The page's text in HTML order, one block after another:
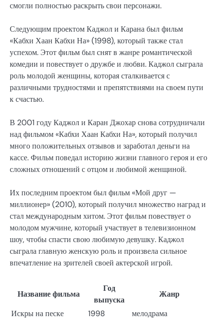
смогли полностью раскрыть свои персонажи.
Следующим проектом Каджол и Карана был фильм
«Кабхи Хаан Кабхи На» (1998), который также стал
успехом. Этот фильм был снят в жанре романтической
комедии и повествует о дружбе и любви. Каджол сыграла
роль молодой женщины, которая сталкивается с
различными трудностями и препятствиями на своем пути
к счастью.
В 2001 году Каджол и Каран Джохар снова сотрудничали
над фильмом «Кабхи Хаан Кабхи На», который получил
много положительных отзывов и заработал деньги на
кассе. Фильм поведал историю жизни главного героя и его
сложных отношений с отцом и любимой женщиной.
Их последним проектом был фильм «Мой друг —
миллионер» (2010), который получил множество наград и
стал международным хитом. Этот фильм повествует о
молодом мужчине, который участвует в телевизионном
шоу, чтобы спасти свою любимую девушку. Каджол
сыграла главную женскую роль и произвела сильное
впечатление на зрителей своей актерской игрой.
Название фильма
Год
выпуска
Жанр
Искры на песке
1998
мелодрама